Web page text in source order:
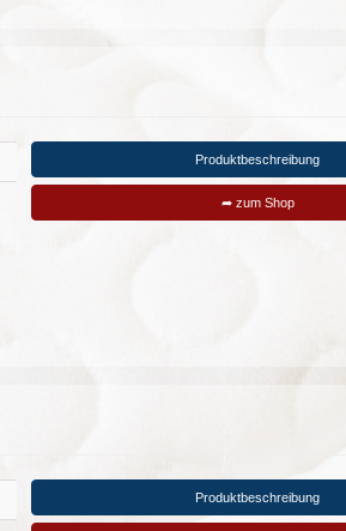
Produktbeschreibung
➦ zum Shop
Produktbeschreibung